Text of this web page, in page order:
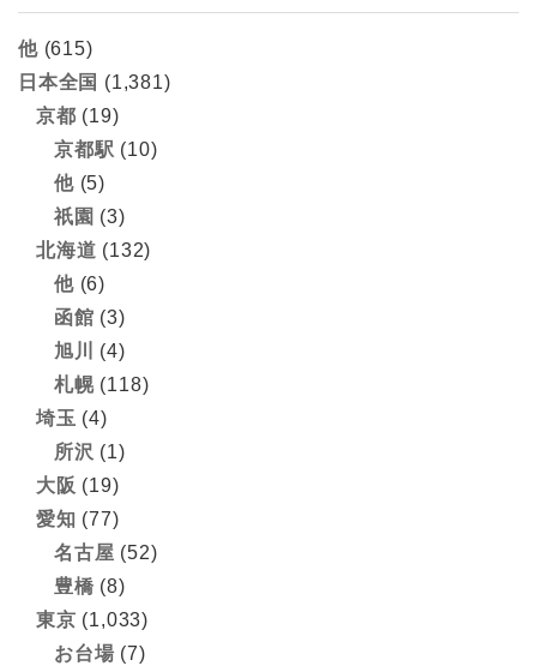
他(615)
日本全国 (1,381)
京都 (19)
京都駅 (10)
他(5)
祇園 (3)
北海道 (132)
他(6)
函館 (3)
旭川
(4)
札幌(118)
埼玉 (4)
所沢 (1)
大阪 (19)
愛知 (77)
名古屋 (52)
豊橋 (8)
東京 (1,033)
お台場 (7)